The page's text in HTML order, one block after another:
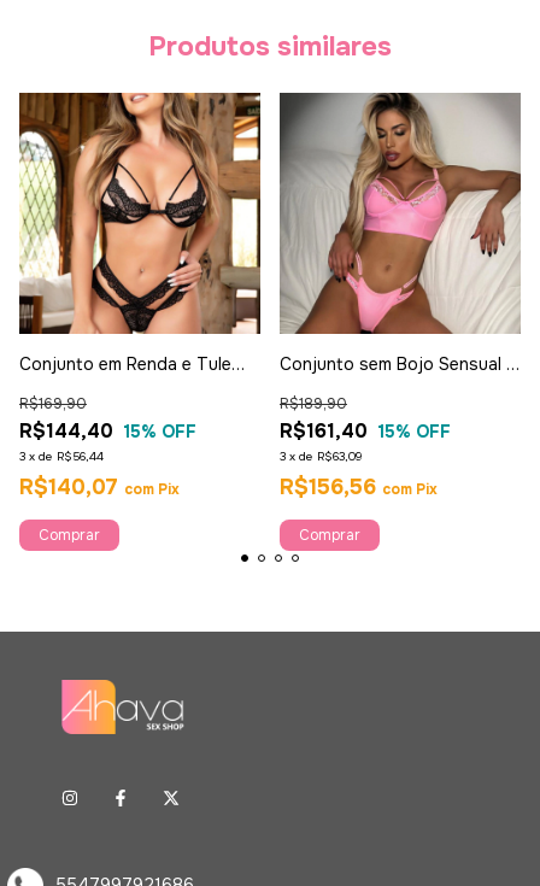
Produtos similares
Conjunto em Renda e Tule
R$144,40
R$169,90
15% OFF
3 x de R$56,44
R$140,07 com Pix
Comprar
Conjunto sem Bojo Sensual -
R$161,40
R$189,90
15% OFF
3 x de R$63,09
R$156,56 com Pix
Comprar